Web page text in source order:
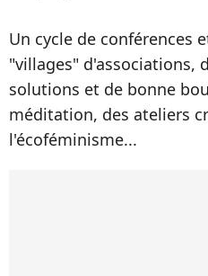
Un cycle de conférences
"villages" d'associations,
solutions et de bonne
méditation, des ateliers
l'écoféminisme...